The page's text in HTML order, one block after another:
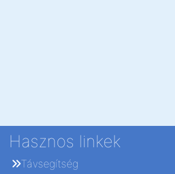
Hasznos linkek
Távsegítség